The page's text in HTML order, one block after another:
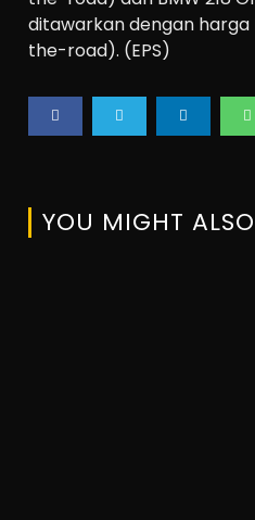
ditawarkan dengan harga
the-road). (EPS)
YOU MIGHT